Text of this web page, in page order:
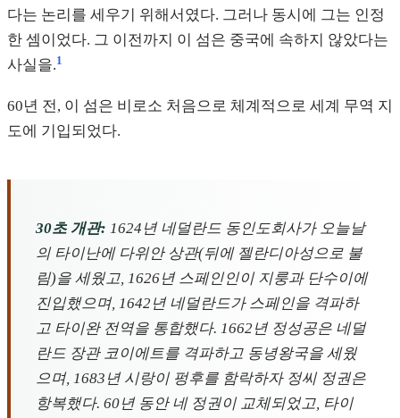
다는 논리를 세우기 위해서였다. 그러나 동시에 그는 인정
한 셈이었다. 그 이전까지 이 섬은 중국에 속하지 않았다는
사실을.1
60년 전, 이 섬은 비로소 처음으로 체계적으로 세계 무역 지
도에 기입되었다.
30초 개관: 1624년 네덜란드 동인도회사가 오늘날
의 타이난에 다위안 상관(뒤에 젤란디아성으로 불
림)을 세웠고, 1626년 스페인인이 지룽과 단수이에
진입했으며, 1642년 네덜란드가 스페인을 격파하
고 타이완 전역을 통합했다. 1662년 정성공은 네덜
란드 장관 코이에트를 격파하고 동녕왕국을 세웠
으며, 1683년 시랑이 펑후를 함락하자 정씨 정권은
항복했다. 60년 동안 네 정권이 교체되었고, 타이